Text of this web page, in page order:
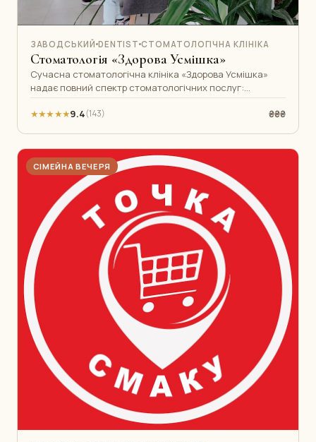
ЗАВОДСЬКИЙ DENTIST СТОМАТОЛОГІЧНА КЛІНІКА
Стоматологія «Здорова Усмішка»
Сучасна стоматологічна клініка «Здорова Усмішка»
надає повний спектр стоматологічних послуг:
лікування, протезування, імплантація
★★★★★9.4(143) ₴₴₴
СІМЕЙНА ВЕЧЕРЯ